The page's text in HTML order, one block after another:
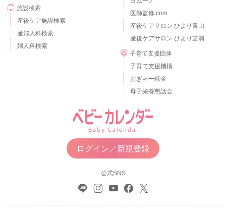
施設検索
産後ケア施設検索
産婦人科検索
婦人科検索
医師監修.com
産後ケアサロン ひより青山
産後ケアサロン ひより芝浦
子育て支援団体
子育て支援機構
おぎゃー献金
母子栄養懇話会
ログイン／新規登録
公式SNS